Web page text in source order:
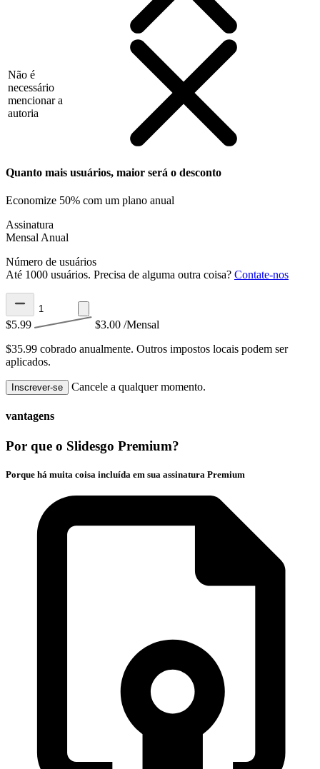
Não é
necessário
mencionar a
autoria
Quanto mais usuários, maior será o desconto
Economize 50% com um plano anual
Assinatura
Mensal Anual
Número de usuários
Até 1000 usuários. Precisa de alguma outra coisa? Contate-nos
$5.99 $3.00 /Mensal
$35.99 cobrado anualmente. Outros impostos locais podem ser
aplicados.
Inscrever-se Cancele a qualquer momento.
vantagens
Por que o Slidesgo Premium?
Porque há muita coisa incluída em sua assinatura Premium